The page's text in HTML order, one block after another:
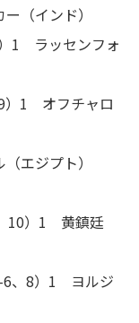
（インド）
1 ラッセンフォ
）1 オフチャロ
エジプト）
10）1 黄鎮廷
6、8）1 ヨルジ